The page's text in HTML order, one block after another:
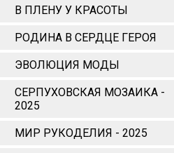
В ПЛЕНУ У КРАСОТЫ
РОДИНА В СЕРДЦЕ ГЕРОЯ
ЭВОЛЮЦИЯ МОДЫ
СЕРПУХОВСКАЯ МОЗАИКА -
2025
МИР РУКОДЕЛИЯ - 2025